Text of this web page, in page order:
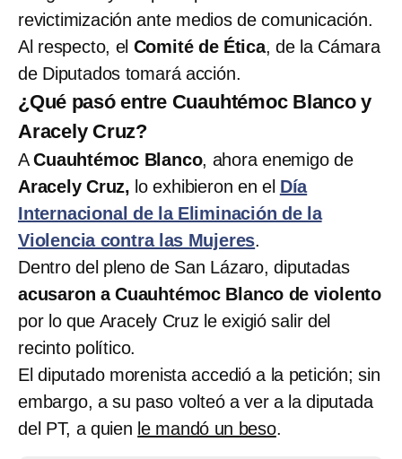
revictimización ante medios de comunicación.
Al respecto, el Comité de Ética, de la Cámara
de Diputados tomará acción.
¿Qué pasó entre Cuauhtémoc Blanco y
Aracely Cruz?
ACuauhtémoc Blanco, ahora enemigo de
Aracely Cruz, lo exhibieron en el Día
Internacional de la Eliminación de la
Violencia contra las Mujeres.
Dentro del pleno de San Lázaro, diputadas
acusaron a Cuauhtémoc Blanco de violento
por lo que Aracely Cruz le exigió salir del
recinto político.
El diputado morenista accedió a la petición; sin
embargo, a su paso volteó a ver a la diputada
del PT, a quien le mandó un beso.